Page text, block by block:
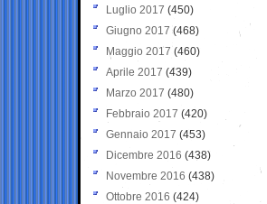
Luglio 2017 (450)
Giugno 2017 (468)
Maggio 2017 (460)
Aprile 2017 (439)
Marzo 2017 (480)
Febbraio 2017 (420)
Gennaio 2017 (453)
Dicembre 2016 (438)
Novembre 2016 (438)
Ottobre 2016 (424)